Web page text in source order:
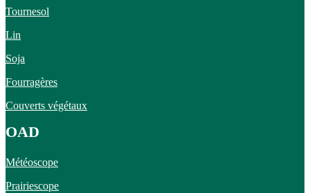
Tournesol
Lin
Soja
Fourragères
Couverts végétaux
OAD
Météoscope
Prairiescope